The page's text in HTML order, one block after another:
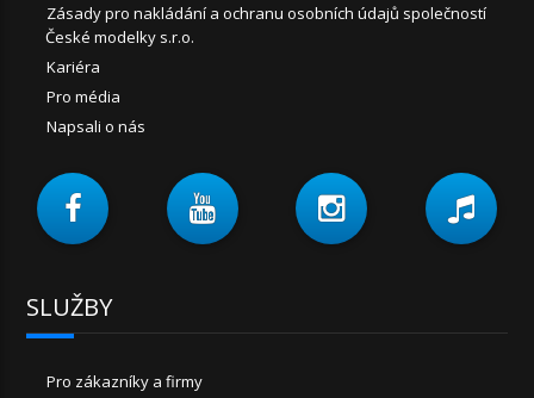
Zásady pro nakládání a ochranu osobních údajů společností
České modelky s.r.o.
Kariéra
Pro média
Napsali o nás
SLUŽBY
Pro zákazníky a firmy